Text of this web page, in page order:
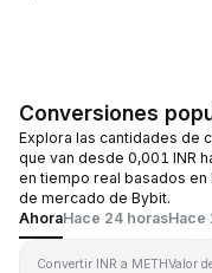
Conversiones
Explora las cantidades de
que van desde 0,001 INR
en tiempo real basados
de mercado de Bybit.
AhoraHace 24 horasHace
Convertir INR a METHValor